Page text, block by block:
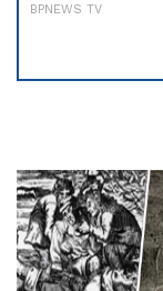
BPNEWS TV